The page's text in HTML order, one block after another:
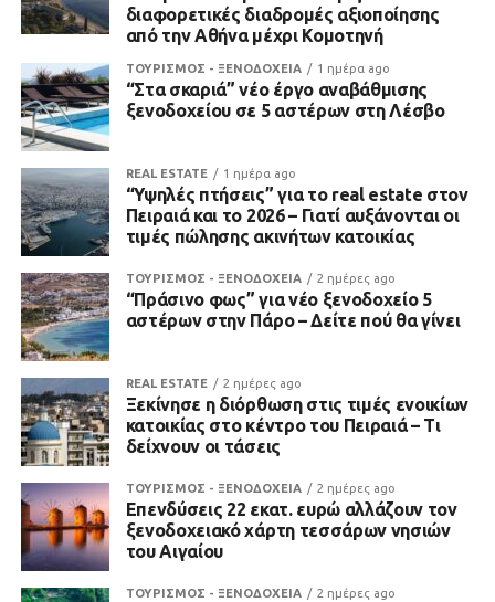
διαφορετικές διαδρομές αξιοποίησης
από την Αθήνα μέχρι Κομοτηνή
ΤΟΥΡΙΣΜΟΣ - ΞΕΝΟΔΟΧΕΙΑ 1 ημέρα ago
“Στα σκαριά” νέο έργο αναβάθμισης
ξενοδοχείου σε 5 αστέρων στη Λέσβο
REAL ESTATE 1 ημέρα ago
“Υψηλές πτήσεις” για το real estate στον
Πειραιά και το 2026 – Γιατί αυξάνονται οι
τιμές πώλησης ακινήτων κατοικίας
ΤΟΥΡΙΣΜΟΣ - ΞΕΝΟΔΟΧΕΙΑ 2 ημέρες ago
“Πράσινο φως” για νέο ξενοδοχείο 5
αστέρων στην Πάρο – Δείτε πού θα γίνει
REAL ESTATE 2 ημέρες ago
Ξεκίνησε η διόρθωση στις τιμές ενοικίων
κατοικίας στο κέντρο του Πειραιά – Τι
δείχνουν οι τάσεις
ΤΟΥΡΙΣΜΟΣ - ΞΕΝΟΔΟΧΕΙΑ 2 ημέρες ago
Επενδύσεις 22 εκατ. ευρώ αλλάζουν τον
ξενοδοχειακό χάρτη τεσσάρων νησιών
του Αιγαίου
ΤΟΥΡΙΣΜΟΣ - ΞΕΝΟΔΟΧΕΙΑ 2 ημέρες ago